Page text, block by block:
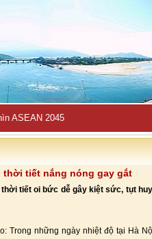
ASEAN 2045
thời tiết nắng nóng gay gắt
tiết oi bức dễ gây kiệt sức, tụt
Trong những ngày nhiệt độ tại Hà